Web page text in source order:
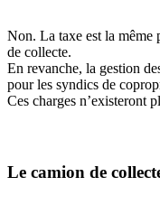
Non. La taxe est la même
de collecte.
En revanche, la gestion
pour les syndics de
Ces charges n’existeront
Le camion de